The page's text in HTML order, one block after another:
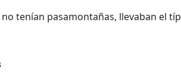
no tenían pasamontañas, llevaban el